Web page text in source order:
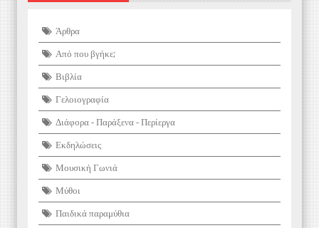
Άρθρα
Από που βγήκε;
Βιβλία
Γελοιογραφία
Διάφορα - Παράξενα - Περίεργα
Εκδηλώσεις
Μουσική Γωνιά
Μύθοι
Παιδικά παραμύθια